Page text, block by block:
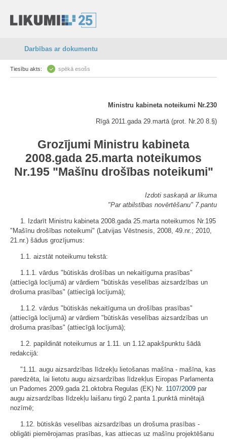
Darbības ar dokumentu
Tiesību akts: spēkā esošs
Ministru kabineta noteikumi Nr.230
Rīgā 2011.gada 29.martā (prot. Nr.20 8.§)
Grozījumi Ministru kabineta
2008.gada 25.marta noteikumos
Nr.195 "Mašīnu drošības noteikumi"
Izdoti saskaņā ar likuma
"Par atbilstības novērtēšanu" 7.pantu
1. Izdarīt Ministru kabineta 2008.gada 25.marta noteikumos Nr.195
"Mašīnu drošības noteikumi" (Latvijas Vēstnesis, 2008, 49.nr.; 2010,
21.nr.) šādus grozījumus:
1.1. aizstāt noteikumu tekstā:
1.1.1. vārdus "būtiskās drošības un nekaitīguma prasības"
(attiecīgā locījumā) ar vārdiem "būtiskās veselības aizsardzības un
drošuma prasības" (attiecīgā locījumā);
1.1.2. vārdus "būtiskās nekaitīguma un drošības prasības"
(attiecīgā locījumā) ar vārdiem "būtiskās veselības aizsardzības un
drošuma prasības" (attiecīgā locījumā);
1.2. papildināt noteikumus ar 1.11. un 1.12.apakšpunktu šādā
redakcijā:
"1.11. augu aizsardzības līdzekļu lietošanas mašīna - mašīna, kas
paredzēta, lai lietotu augu aizsardzības līdzekļus Eiropas Parlamenta
un Padomes 2009.gada 21.oktobra Regulas (EK) Nr. 1107/2009 par
augu aizsardzības līdzekļu laišanu tirgū 2.panta 1.punktā minētajā
nozīmē;
1.12. būtiskās veselības aizsardzības un drošuma prasības -
obligāti piemērojamas prasības, kas attiecas uz mašīnu projektēšanu